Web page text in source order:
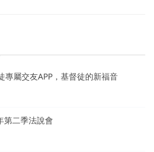
專屬交友APP，基督徒的新福音
第二季法說會